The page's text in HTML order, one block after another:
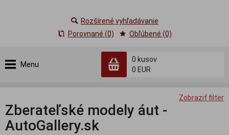
Menu
0 kusov
0 EUR
Rozšírené vyhľadávanie
Porovnané (0)
Obľúbené (0)
Zobraziť filter
Zberateľské modely áut -
AutoGallery.sk